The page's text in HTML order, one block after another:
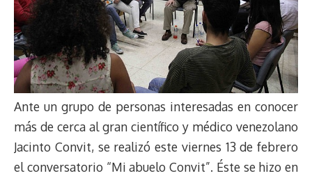
Ante un grupo de personas interesadas en conocer
más de cerca al gran científico y médico venezolano
Jacinto Convit, se realizó este viernes 13 de febrero
el conversatorio “Mi abuelo Convit”. Éste se hizo en